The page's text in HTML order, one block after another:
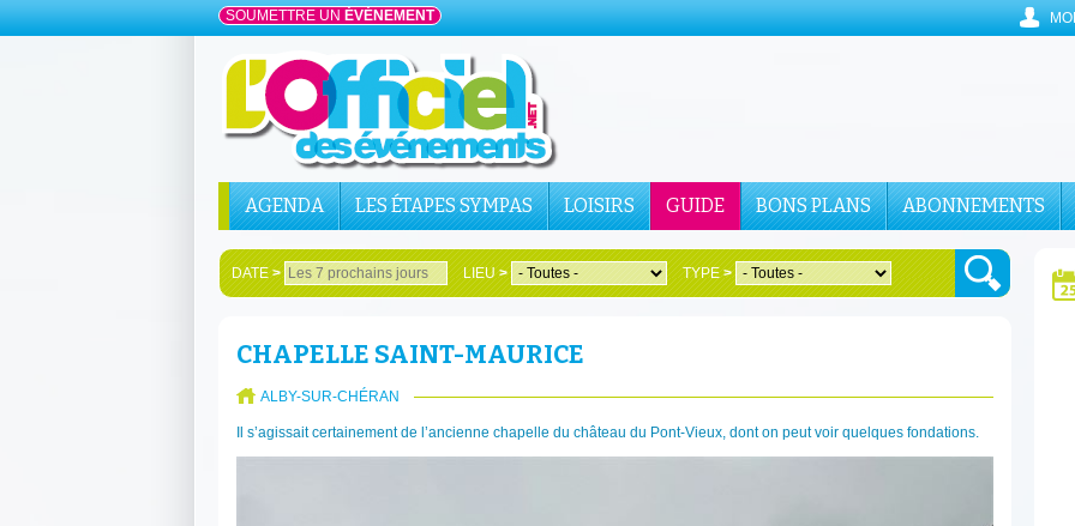
SOUMETTRE UN ÉVÉNEMENT
AGENDA LES ÉTAPES SYMPAS LOISIRS GUIDE BONS PLANS ABONNEMENTS
DATE> LIEU> TYPE>
CHAPELLE SAINT-MAURICE
ALBY-SUR-CHÉRAN
Il s’agissait certainement de l’ancienne chapelle du château du Pont-Vieux, dont on peut voir quelques fondations.